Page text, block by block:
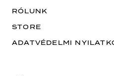
RÓLUNK
STORE
ADATVÉDELMI